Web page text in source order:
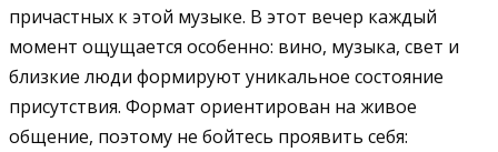
причастных к этой музыке. В этот вечер каждый
момент ощущается особенно: вино, музыка, свет и
близкие люди формируют уникальное состояние
присутствия. Формат ориентирован на живое
общение, поэтому не бойтесь проявить себя: